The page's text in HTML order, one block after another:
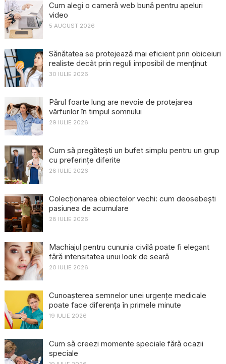
Cum alegi o cameră web bună pentru apeluri
video
5 AUGUST 2026
Sănătatea se protejează mai eficient prin obiceiuri
realiste decât prin reguli imposibil de menținut
30 IULIE 2026
Părul foarte lung are nevoie de protejarea
vârfurilor în timpul somnului
29 IULIE 2026
Cum să pregătești un bufet simplu pentru un grup
cu preferințe diferite
28 IULIE 2026
Colecționarea obiectelor vechi: cum deosebești
pasiunea de acumulare
28 IULIE 2026
Machiajul pentru cununia civilă poate fi elegant
fără intensitatea unui look de seară
20 IULIE 2026
Cunoașterea semnelor unei urgențe medicale
poate face diferența în primele minute
19 IULIE 2026
Cum să creezi momente speciale fără ocazii
speciale